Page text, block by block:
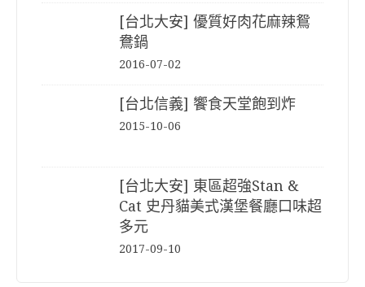
[台北大安] 優質好肉花麻辣鴛
鴦鍋
2016-07-02
[台北信義] 饗食天堂飽到炸
2015-10-06
[台北大安] 東區超強Stan &
Cat 史丹貓美式漢堡餐廳口味超
多元
2017-09-10